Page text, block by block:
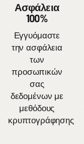
Ασφάλεια
100%
Εγγυόμαστε
την ασφάλεια
των
προσωπικών
σας
δεδομένων με
μεθόδους
κρυπτογράφησης